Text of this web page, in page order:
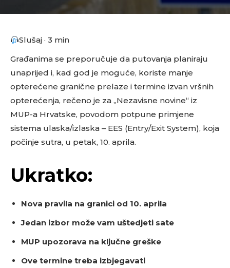
Slušaj · 3 min
Građanima se preporučuje da putovanja planiraju
unaprijed i, kad god je moguće, koriste manje
opterećene granične prelaze i termine izvan vršnih
opterećenja, rečeno je za „Nezavisne novine“ iz
MUP-a Hrvatske, povodom potpune primjene
sistema ulaska/izlaska – EES (Entry/Exit System), koja
počinje sutra, u petak, 10. aprila.
Ukratko:
Nova pravila na granici od 10. aprila
Jedan izbor može vam uštedjeti sate
MUP upozorava na ključne greške
Ove termine treba izbjegavati